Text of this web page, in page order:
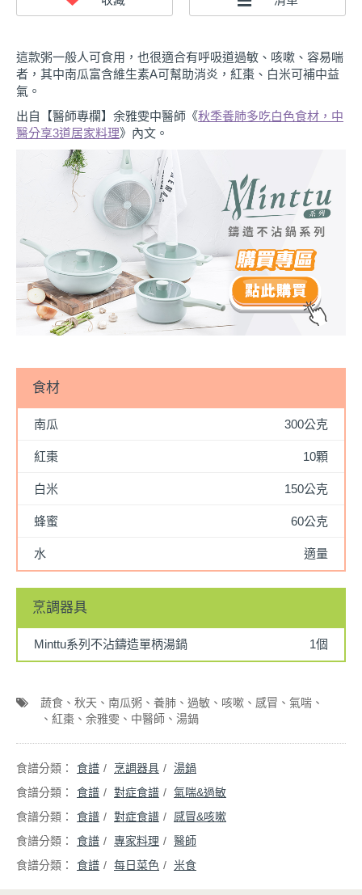
這款粥一般人可食用，也很適合有呼吸道過敏、咳嗽、容易喘
者，其中南瓜富含維生素A可幫助消炎，紅棗、白米可補中益
氣。
出自【醫師專欄】余雅雯中醫師《秋季養肺多吃白色食材，中
醫分享3道居家料理》內文。
食材
南瓜 300公克
紅棗 10顆
白米 150公克
蜂蜜 60公克
水 適量
烹調器具
Minttu系列不沾鑄造單柄湯鍋 1個
蔬食 秋天 南瓜粥 養肺 過敏 咳嗽 感冒
氣喘
紅棗
余雅雯 中醫師 湯鍋
食譜 烹調器具
湯鍋
食譜
對症食譜
氣喘&過敏
食譜
對症食譜
感冒&咳嗽
食譜
專家料理
醫師
食譜
每日菜色 米食